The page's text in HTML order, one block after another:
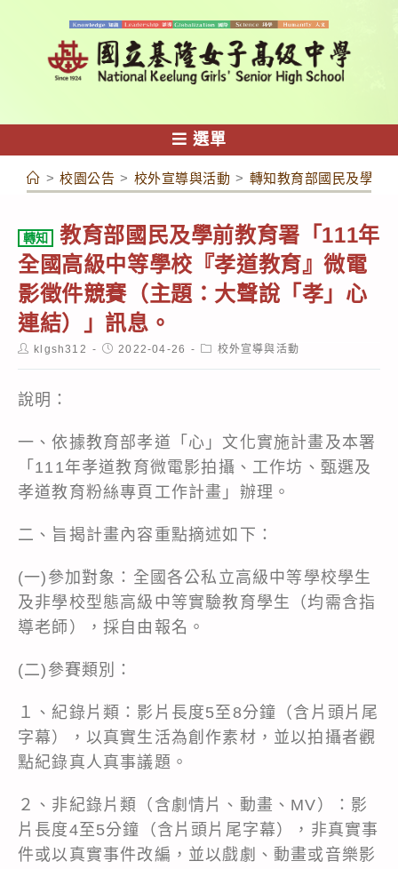
容
選單
> 校園公告 > 校外宣導與活動 > 轉知教育部國民及學前
轉知
教育部國民及學前教育署「111年
全國高級中等學校『孝道教育』微電
影徵件競賽（主題：大聲說「孝」心
連結）」訊息。
Postklgsh312
Post2022-04-26
Post校外宣導與活動
說明：
一、依據教育部孝道「心」文化實施計畫及本署
「111年孝道教育微電影拍攝、工作坊、甄選及
孝道教育粉絲專頁工作計畫」辦理。
二、旨揭計畫內容重點摘述如下：
(一)參加對象：全國各公私立高級中等學校學生
及非學校型態高級中等實驗教育學生（均需含指
導老師），採自由報名。
(二)參賽類別：
１、紀錄片類：影片長度5至8分鐘（含片頭片尾
字幕），以真實生活為創作素材，並以拍攝者觀
點紀錄真人真事議題。
２、非紀錄片類（含劇情片、動畫、MV）：影
片長度4至5分鐘（含片頭片尾字幕），非真實事
件或以真實事件改編，並以戲劇、動畫或音樂影